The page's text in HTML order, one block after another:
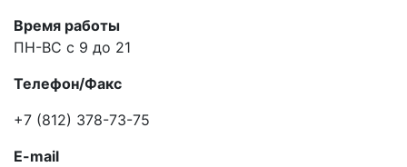
Время работы
ПН-ВС с 9 до 21
Телефон/Факс
+7 (812) 378-73-75
E-mail